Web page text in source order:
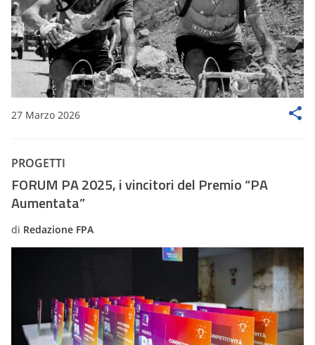
27 Marzo 2026
PROGETTI
FORUM PA 2025, i vincitori del Premio “PA
Aumentata”
di Redazione FPA